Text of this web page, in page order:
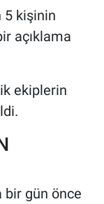
5 kişinin
açıklama
ekiplerin
bir gün önce